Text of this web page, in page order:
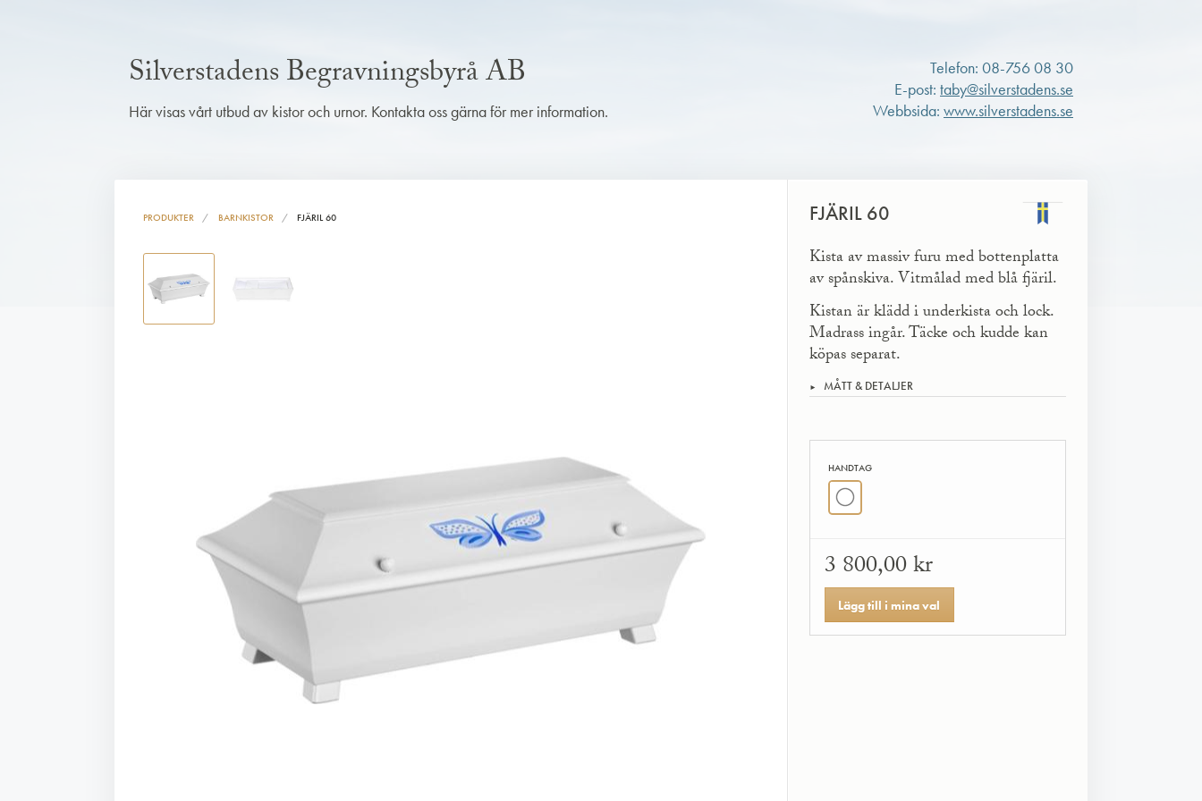
Silverstadens Begravningsbyrå AB
Här visas vårt utbud av kistor och urnor. Kontakta oss gärna för mer information.
Telefon: 08-756 08 30
E-post: taby@silverstadens.se
Webbsida: www.silverstadens.se
PRODUKTER BARNKISTOR FJÄRIL 60 FJÄRIL 60
Kista av massiv furu med bottenplatta
av spånskiva. Vitmålad med blå fjäril.
Kistan är klädd i underkista och lock.
Madrass ingår. Täcke och kudde kan
köpas separat.
MÅTT & DETALJER
HANDTAG
3 800,00 kr
Lägg till i mina val